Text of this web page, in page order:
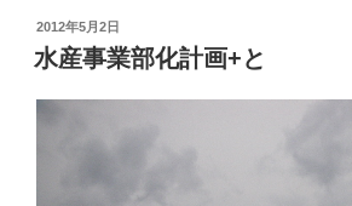
投
稿
日:
2012年5月2日
水産事業部化計画+と